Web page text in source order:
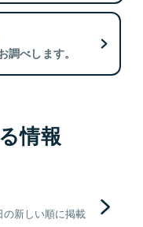
べします。
情報
新しい順に掲載